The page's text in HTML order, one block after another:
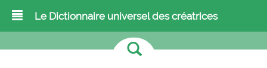
Le Dictionnaire universel des créatrices